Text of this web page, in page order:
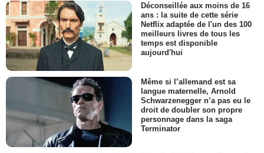
Déconseillée aux moins de 16
ans : la suite de cette série
Netflix adaptée de l'un des 100
meilleurs livres de tous les
temps est disponible
aujourd'hui
Même si l’allemand est sa
langue maternelle, Arnold
Schwarzenegger n’a pas eu le
droit de doubler son propre
personnage dans la saga
Terminator